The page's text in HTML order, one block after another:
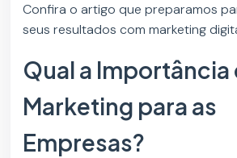
Confira o artigo que preparamos
seus resultados com marketing
Qual a Importância
Marketing para as
Empresas?